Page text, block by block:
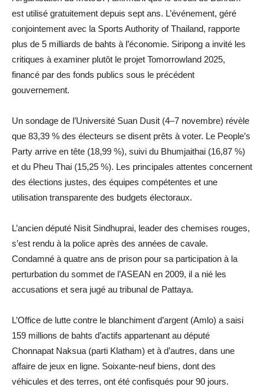
est utilisé gratuitement depuis sept ans. L’événement, géré
conjointement avec la Sports Authority of Thailand, rapporte
plus de 5 milliards de bahts à l’économie. Siripong a invité les
critiques à examiner plutôt le projet Tomorrowland 2025,
financé par des fonds publics sous le précédent
gouvernement.
Un sondage de l’Université Suan Dusit (4–7 novembre) révèle
que 83,39 % des électeurs se disent prêts à voter. Le People’s
Party arrive en tête (18,99 %), suivi du Bhumjaithai (16,87 %)
et du Pheu Thai (15,25 %). Les principales attentes concernent
des élections justes, des équipes compétentes et une
utilisation transparente des budgets électoraux.
L’ancien député Nisit Sindhuprai, leader des chemises rouges,
s’est rendu à la police après des années de cavale.
Condamné à quatre ans de prison pour sa participation à la
perturbation du sommet de l’ASEAN en 2009, il a nié les
accusations et sera jugé au tribunal de Pattaya.
L’Office de lutte contre le blanchiment d’argent (Amlo) a saisi
159 millions de bahts d’actifs appartenant au député
Chonnapat Naksua (parti Klatham) et à d’autres, dans une
affaire de jeux en ligne. Soixante-neuf biens, dont des
véhicules et des terres, ont été confisqués pour 90 jours.